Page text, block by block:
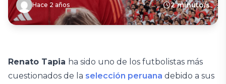
Hace 2 años 2 minuto/s
Renato Tapia ha sido uno de los futbolistas más
cuestionados de la selección peruana debido a sus